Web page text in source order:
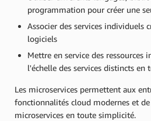
programmation pour créer une
Associer des services individuels
logiciels
Mettre en service des
l'échelle des services distincts en
Les microservices permettent aux
fonctionnalités cloud modernes et
microservices en toute simplicité.